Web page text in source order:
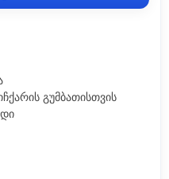
გუმბათისთვის